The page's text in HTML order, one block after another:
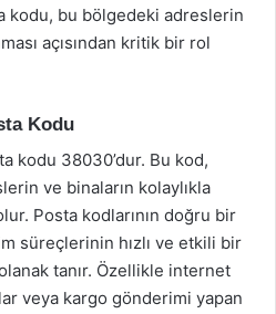
kodu, bu bölgedeki adreslerin
açısından kritik bir rol
Kodu
kodu 38030’dur. Bu kod,
ve binaların kolaylıkla
Posta kodlarının doğru bir
süreçlerinin hızlı ve etkili bir
tanır. Özellikle internet
veya kargo gönderimi yapan